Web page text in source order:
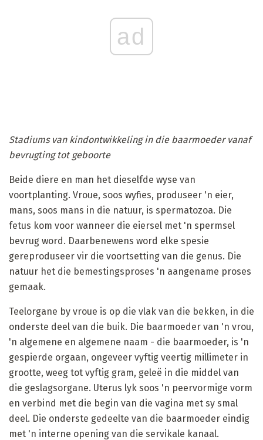
ad
Stadiums van kindontwikkeling in die baarmoeder vanaf
bevrugting tot geboorte
Beide diere en man het dieselfde wyse van
voortplanting. Vroue, soos wyfies, produseer 'n eier,
mans, soos mans in die natuur, is spermatozoa. Die
fetus kom voor wanneer die eiersel met 'n spermsel
bevrug word. Daarbenewens word elke spesie
gereproduseer vir die voortsetting van die genus. Die
natuur het die bemestingsproses 'n aangename proses
gemaak.
Teelorgane by vroue is op die vlak van die bekken, in die
onderste deel van die buik. Die baarmoeder van 'n vrou,
'n algemene en algemene naam - die baarmoeder, is 'n
gespierde orgaan, ongeveer vyftig veertig millimeter in
grootte, weeg tot vyftig gram, geleë in die middel van
die geslagsorgane. Uterus lyk soos 'n peervormige vorm
en verbind met die begin van die vagina met sy smal
deel. Die onderste gedeelte van die baarmoeder eindig
met 'n interne opening van die servikale kanaal.